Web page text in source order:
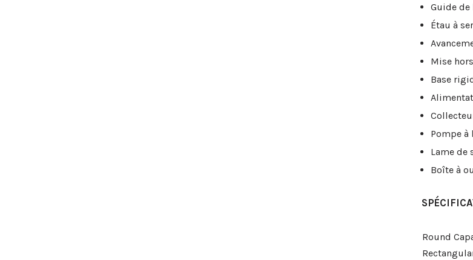
Guide
Étau à
Mise
Base
Pompe
Lame
Boîte à
Round